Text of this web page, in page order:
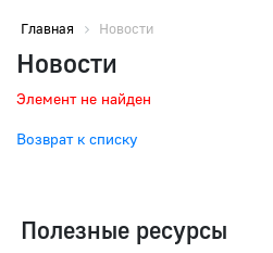
Главная Новости
Новости
Элемент не найден
Возврат к списку
Полезные ресурсы